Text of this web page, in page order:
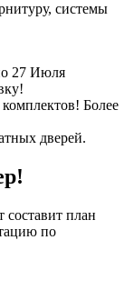
системы
27 Июля
Более
дверей.
составит план
по